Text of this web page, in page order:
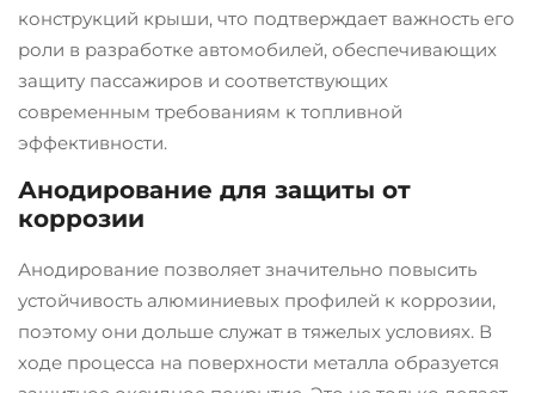
конструкций крыши, что подтверждает важность его
роли в разработке автомобилей, обеспечивающих
защиту пассажиров и соответствующих
современным требованиям к топливной
эффективности.
Анодирование для защиты от
коррозии
Анодирование позволяет значительно повысить
устойчивость алюминиевых профилей к коррозии,
поэтому они дольше служат в тяжелых условиях. В
ходе процесса на поверхности металла образуется